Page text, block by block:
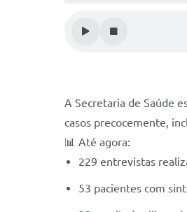
A Secretaria de Saúde
casos precocemente,
📊 Até agora:
229 entrevistas
53 pacientes com